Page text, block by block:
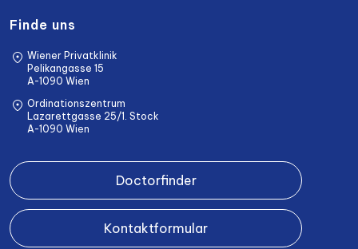
Finde uns
Wiener Privatklinik
Pelikangasse 15
A-1090 Wien
Ordinationszentrum
Lazarettgasse 25/1. Stock
A-1090 Wien
Doctorfinder
Kontaktformular